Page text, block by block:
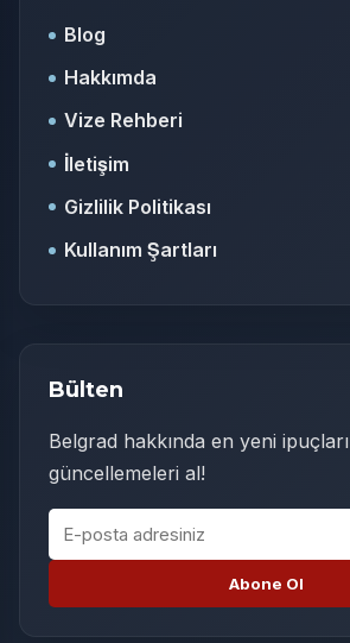
Blog
Hakkımda
Vize Rehberi
İletişim
Gizlilik Politikası
Kullanım Şartları
Bülten
Belgrad hakkında en yeni
güncellemeleri al!
E-posta adresiniz
Abone Ol